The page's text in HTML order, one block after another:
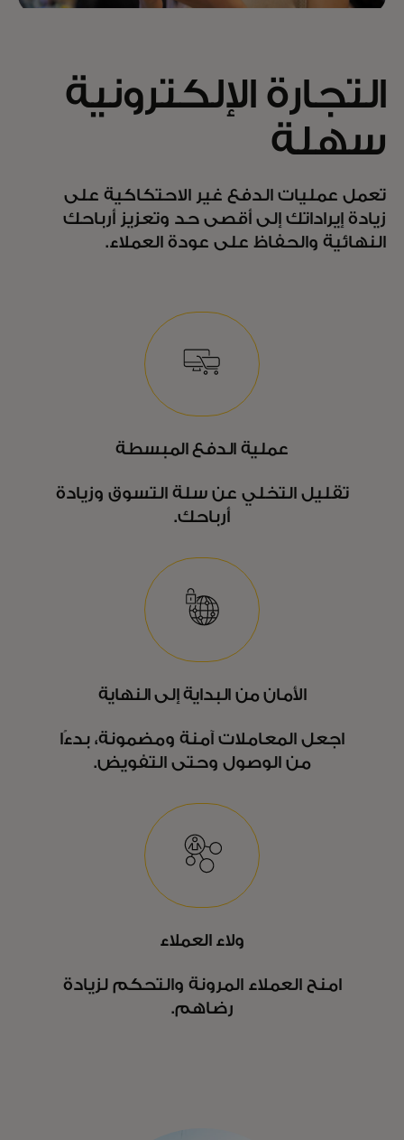
التجارة الإلكترونية
سهلة
تعمل عمليات الدفع غير الاحتكاكية على
زيادة إيراداتك إلى أقصى حد وتعزيز أرباحك
النهائية والحفاظ على عودة العملاء.
عملية الدفع المبسطة
تقليل التخلي عن سلة التسوق وزيادة
أرباحك.
الأمان من البداية إلى النهاية
اجعل المعاملات آمنة ومضمونة، بدءًا
من الوصول وحتى التفويض.
ولاء العملاء
امنح العملاء المرونة والتحكم لزيادة
رضاهم.